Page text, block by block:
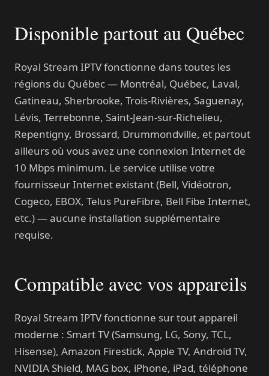
Disponible partout au Québec
Royal Stream IPTV fonctionne dans toutes les
régions du Québec — Montréal, Québec, Laval,
Gatineau, Sherbrooke, Trois-Rivières, Saguenay,
Lévis, Terrebonne, Saint-Jean-sur-Richelieu,
Repentigny, Brossard, Drummondville, et partout
ailleurs où vous avez une connexion Internet de
10 Mbps minimum. Le service utilise votre
fournisseur Internet existant (Bell, Vidéotron,
Cogeco, EBOX, Telus PureFibre, Bell Fibe Internet,
etc.) — aucune installation supplémentaire
requise.
Compatible avec vos appareils
Royal Stream IPTV fonctionne sur tout appareil
moderne : Smart TV (Samsung, LG, Sony, TCL,
Hisense), Amazon Firestick, Apple TV, Android TV,
NVIDIA Shield, MAG box, iPhone, iPad, téléphone